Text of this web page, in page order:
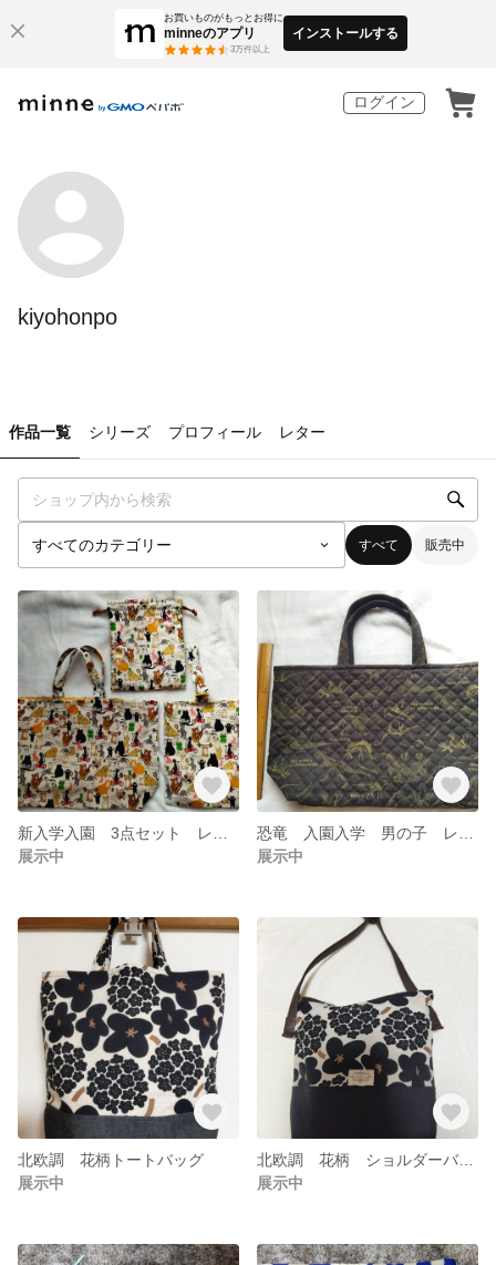
お買いものがもっとお得に
minneのアプリ
3万件以上
インストールする
ログイン
kiyohonpo
作品一覧 シリーズ プロフィール レター
すべて 販売中
展示中
展示中
北欧調 花柄トートバッグ
展示中
北欧調 花柄 ショルダーバッグ
展示中